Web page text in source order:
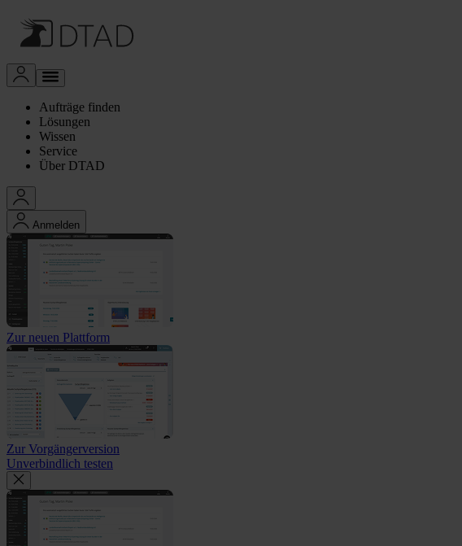
Aufträge finden
Lösungen
Wissen
Service
Über DTAD
Anmelden
Zur neuen Plattform
Zur Vorgängerversion
Unverbindlich testen